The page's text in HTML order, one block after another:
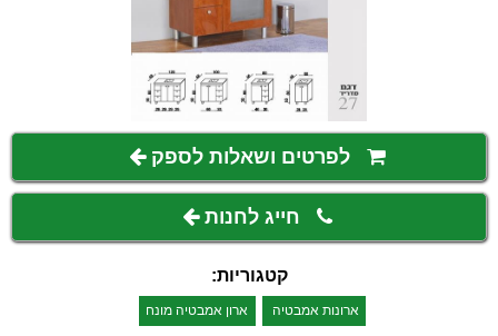
לפרטים ושאלות לספק
חייג לחנות
קטגוריות:
ארונות אמבטיה ארון אמבטיה מונח